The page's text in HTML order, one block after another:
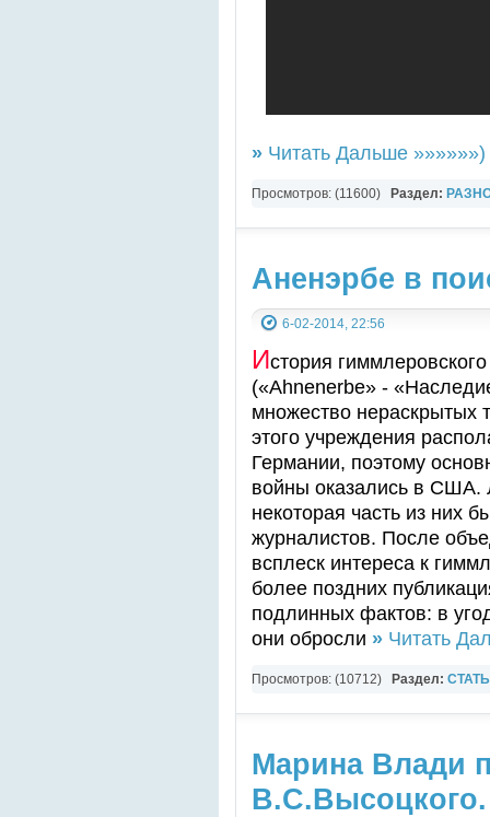
» Читать Дальше »»»»»»)
Просмотров: (11600) Раздел:
Аненэрбе в
6-02-2014, 22:56
История
(«Ahnenerbe» -
множество нераскрытых
этого учреждения
Германии, поэтому
войны оказались в США.
некоторая часть из них
журналистов. После
всплеск интереса к
более поздних
подлинных фактов: в
они обросли » Читать
Просмотров: (10712) Раздел:
Марина Влади
В.С.Высоцкого.